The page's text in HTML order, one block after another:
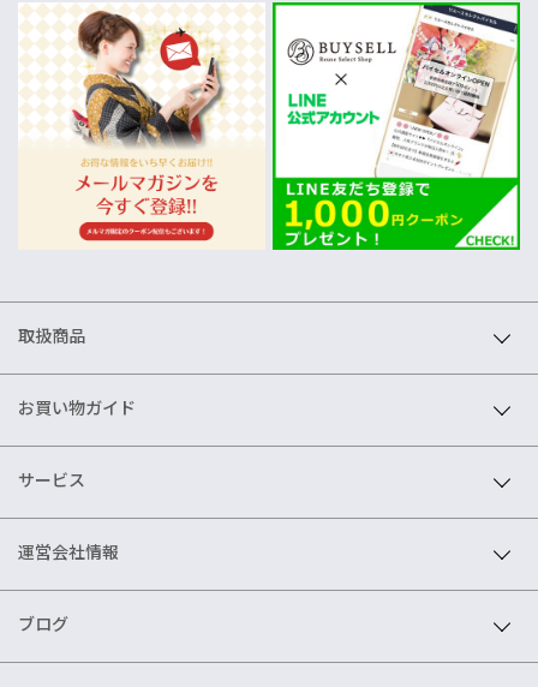
取扱商品
お買い物ガイド
サービス
運営会社情報
ブログ